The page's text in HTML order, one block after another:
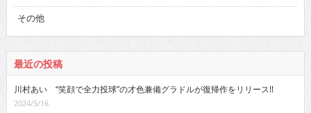
その他
最近の投稿
川村あい “笑顔で全力投球”の才色兼備グラドルが復帰作をリリース!!
2024/5/16